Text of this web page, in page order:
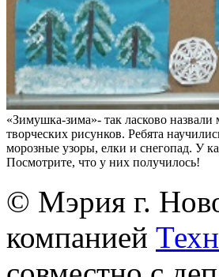
«Зимушка-зима»- так ласково
творческих рисунков. Ребята
морозные узоры, елки и снегопад. У
Посмотрите, что у них получилось!
© Мэрия г.
компанией